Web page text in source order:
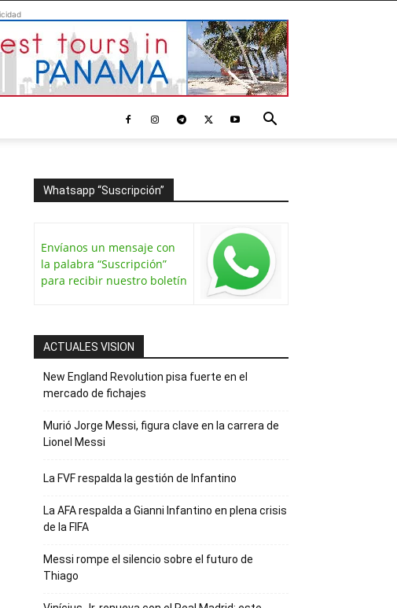
Whatsapp “Suscripción”
Envíanos un mensaje con
la palabra “Suscripción”
para recibir nuestro boletín
ACTUALES VISION
New England Revolution pisa fuerte en el
mercado de fichajes
Murió Jorge Messi, figura clave en la carrera de
Lionel Messi
La FVF respalda la gestión de Infantino
La AFA respalda a Gianni Infantino en plena crisis
de la FIFA
Messi rompe el silencio sobre el futuro de
Thiago